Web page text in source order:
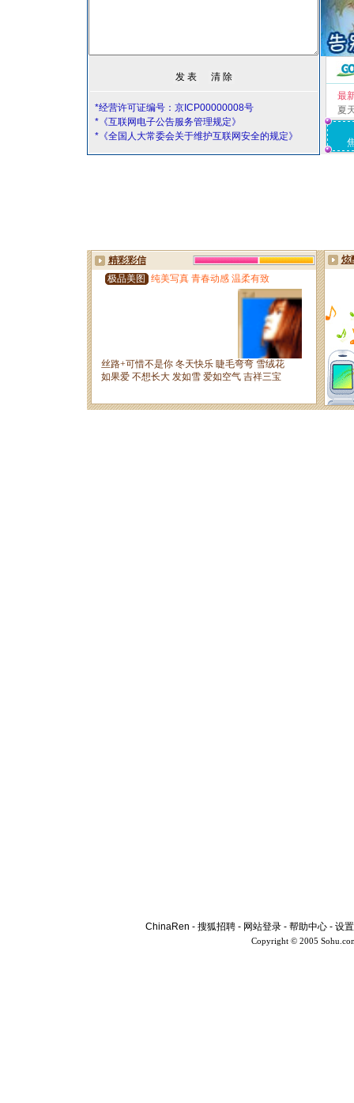
*经营许可证编号：京ICP00000008号
*《互联网电子公告服务管理规定》
*《全国人大常委会关于维护互联网安全的规定》
最
夏
ChinaRen - 搜狐招聘 - 网站登录 - 帮助中心 - 设
Copyright © 2005